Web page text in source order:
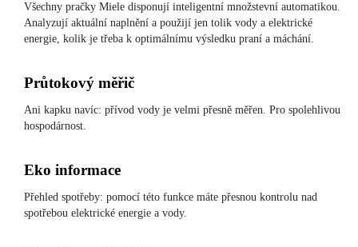
Všechny pračky Miele disponují inteligentní množstevní automatikou.
Analyzují aktuální naplnění a použijí jen tolik vody a elektrické
energie, kolik je třeba k optimálnímu výsledku praní a máchání.
Průtokový měřič
Ani kapku navíc: přívod vody je velmi přesně měřen. Pro spolehlivou
hospodárnost.
Eko informace
Přehled spotřeby: pomocí této funkce máte přesnou kontrolu nad
spotřebou elektrické energie a vody.